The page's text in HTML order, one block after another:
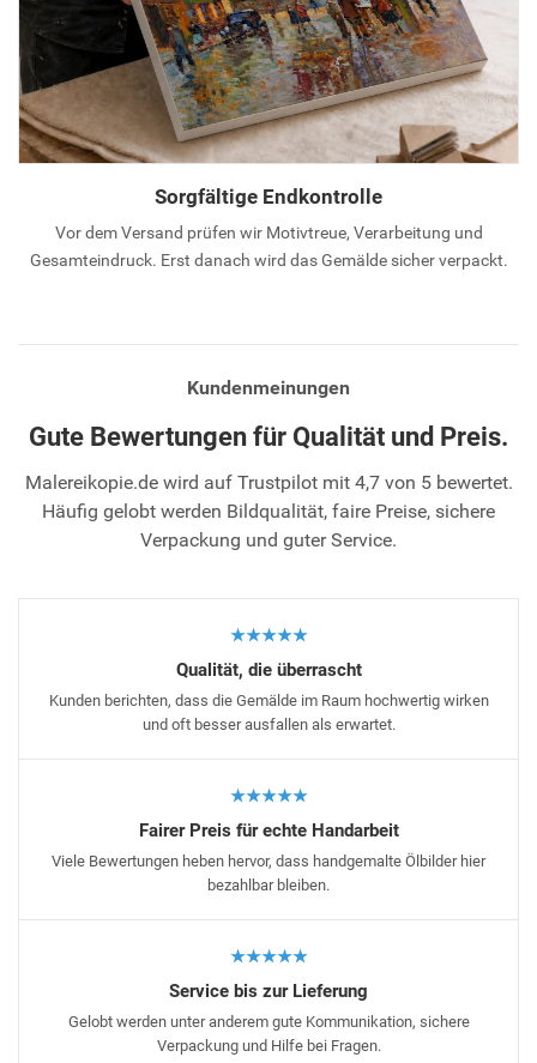
Sorgfältige Endkontrolle
Vor dem Versand prüfen wir Motivtreue, Verarbeitung und
Gesamteindruck. Erst danach wird das Gemälde sicher verpackt.
Kundenmeinungen
Gute Bewertungen für Qualität und Preis.
Malereikopie.de wird auf Trustpilot mit 4,7 von 5 bewertet.
Häufig gelobt werden Bildqualität, faire Preise, sichere
Verpackung und guter Service.
★★★★★
Qualität, die überrascht
Kunden berichten, dass die Gemälde im Raum hochwertig wirken
und oft besser ausfallen als erwartet.
★★★★★
Fairer Preis für echte Handarbeit
Viele Bewertungen heben hervor, dass handgemalte Ölbilder hier
bezahlbar bleiben.
★★★★★
Service bis zur Lieferung
Gelobt werden unter anderem gute Kommunikation, sichere
Verpackung und Hilfe bei Fragen.